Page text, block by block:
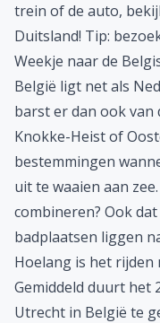
trein of de auto,
Duitsland! Tip:
Weekje naar de
België ligt net als
barst er dan ook van
Knokke-Heist of
bestemmingen
uit te waaien aan
combineren? Ook
badplaatsen liggen
Hoelang is het rijden
Gemiddeld duurt het
Utrecht in België te